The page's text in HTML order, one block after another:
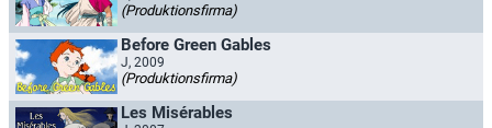
(Produktionsfirma)
Before Green Gables
J, 2009
(Produktionsfirma)
Les Misérables